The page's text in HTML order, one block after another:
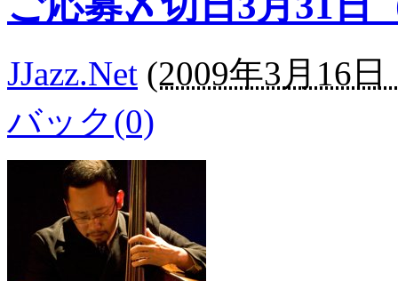
JJazz.Net (2009年3月16日
バック(0)